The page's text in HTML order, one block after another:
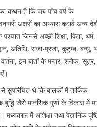
कथन है कि जब पाँच वर्ष के
अक्षरों का अभ्यास करावें अन्य
जिनसे अच्छी शिक्षा, विद्या,
अतिथि, राजा-प्रजा, कुटुम्ब, बन्धु,
इन बातों के मन्त्र, श्लोक, सूत्र,
सुपरिचित थे कि बालकों में तार्किक
बुद्धि जैसे मानसिक गुणों के विकास में
मध्यकाल में अशिक्षा तथा वैज्ञानिक